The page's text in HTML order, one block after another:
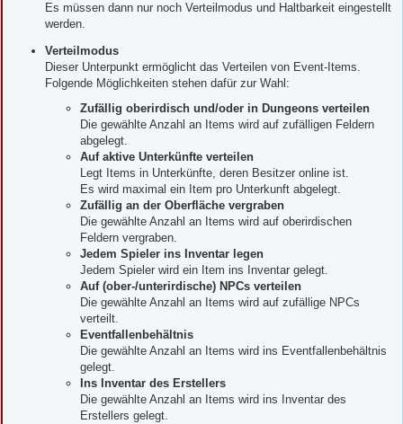
Es müssen dann nur noch Verteilmodus und Haltbarkeit eingestellt
werden.
Verteilmodus
Dieser Unterpunkt ermöglicht das Verteilen von Event-Items.
Folgende Möglichkeiten stehen dafür zur Wahl:
Zufällig oberirdisch und/oder in Dungeons verteilen
Die gewählte Anzahl an Items wird auf zufälligen Feldern
abgelegt.
Auf aktive Unterkünfte verteilen
Legt Items in Unterkünfte, deren Besitzer online ist.
Es wird maximal ein Item pro Unterkunft abgelegt.
Zufällig an der Oberfläche vergraben
Die gewählte Anzahl an Items wird auf oberirdischen
Feldern vergraben.
Jedem Spieler ins Inventar legen
Jedem Spieler wird ein Item ins Inventar gelegt.
Auf (ober-/unterirdische) NPCs verteilen
Die gewählte Anzahl an Items wird auf zufällige NPCs
verteilt.
Eventfallenbehältnis
Die gewählte Anzahl an Items wird ins Eventfallenbehältnis
gelegt.
Ins Inventar des Erstellers
Die gewählte Anzahl an Items wird ins Inventar des
Erstellers gelegt.